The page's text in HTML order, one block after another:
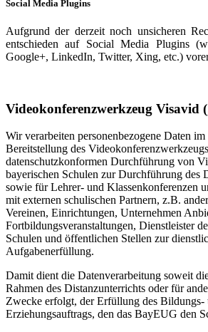
Social Media Plugins
Aufgrund der derzeit noch unsicheren
entschieden auf Social Media Plugins
Google+, LinkedIn, Twitter, Xing, etc.)
Videokonferenzwerkzeug Visavid
Wir verarbeiten personenbezogene Daten
Bereitstellung des
datenschutzkonformen Durchführung von
bayerischen Schulen zur Durchführung des
sowie für Lehrer- und Klassenkonferenzen
mit externen schulischen Partnern, z.B.
Vereinen, Einrichtungen, Unternehmen
Fortbildungsveranstaltungen, Dienstleister
Schulen und öffentlichen Stellen zur
Aufgabenerfüllung.
Damit dient die Datenverarbeitung soweit
Rahmen des Distanzunterrichts oder für
Zwecke erfolgt, der Erfüllung des Bildungs-
Erziehungsauftrags, den das BayEUG den